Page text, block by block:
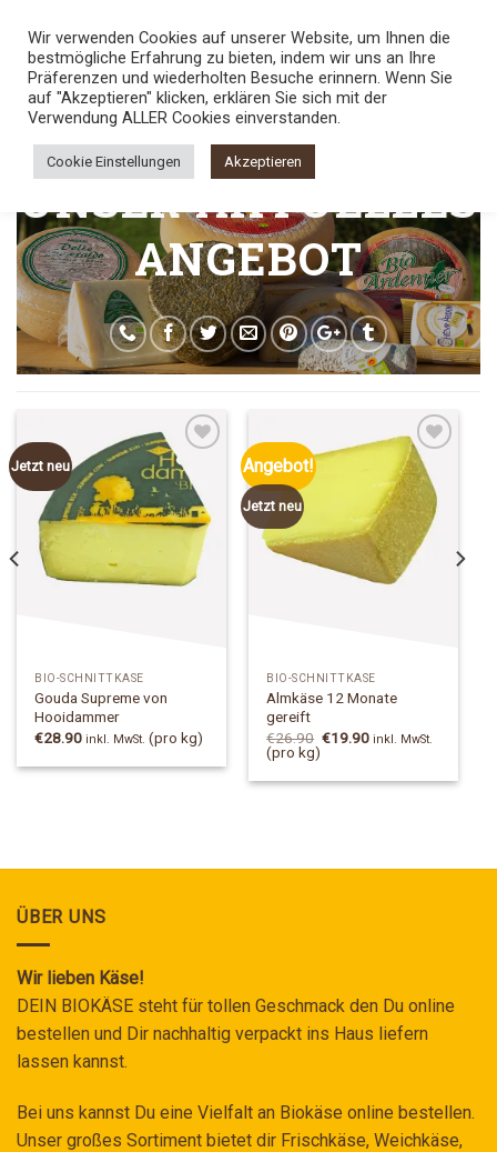
content
UNSER AKTUELLES
ANGEBOT
Jetzt neu
Add to
Wishlist
BIO-SCHNITTKÄSE
Gouda Supreme von
Hooidammer
€28.90 inkl. MwSt. (pro kg)
Angebot!
Jetzt neu
Add to
Wishlist
BIO-SCHNITTKÄSE
Almkäse 12 Monate
gereift
€26.90 Ursprünglicher
€26.90
€19.90Aktueller
€19.90.
inkl. MwSt.
(pro kg)
ÜBER UNS
Wir lieben Käse!
DEIN BIOKÄSE steht für tollen Geschmack den Du online
bestellen und Dir nachhaltig verpackt ins Haus liefern
lassen kannst.
Bei uns kannst Du eine Vielfalt an Biokäse online bestellen.
Unser großes Sortiment bietet dir Frischkäse, Weichkäse,
Wir verwenden Cookies auf unserer Website, um Ihnen die
bestmögliche Erfahrung zu bieten, indem wir uns an Ihre
Präferenzen und wiederholten Besuche erinnern. Wenn Sie
auf "Akzeptieren" klicken, erklären Sie sich mit der
Verwendung ALLER Cookies einverstanden.
Cookie Einstellungen Akzeptieren